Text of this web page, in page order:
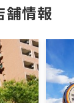
舗情報